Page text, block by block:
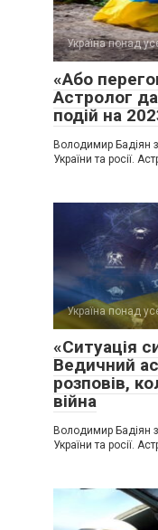
Україна понад
«Або
Астролог
подій на
Володимир Бадіян
України та росії.
Україна понад
«Ситуація
Ведичний
розповів,
війна
Володимир Бадіян
України та росії.